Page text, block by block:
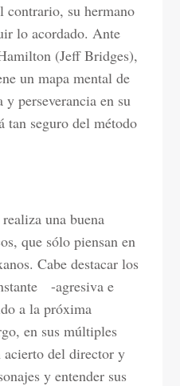
contrario, su hermano
lo acordado. Ante
(Jeff Bridges),
un mapa mental de
perseverancia en su
tan seguro del método
una buena
que sólo piensan en
Cabe destacar los
-agresiva e
a la próxima
en sus múltiples
acierto del director y
y entender sus